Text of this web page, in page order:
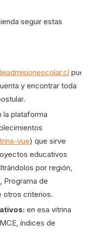
seguir estas
y encontrar toda
la plataforma
vue) que sirve
educativos
por región,
Programa de
otros criterios.
en esa vitrina
índices de